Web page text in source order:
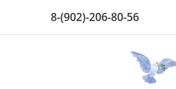
8-(902)-206-80-56